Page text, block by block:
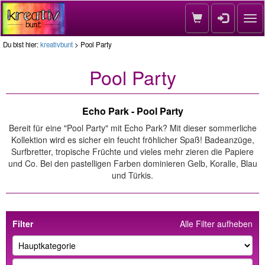
Du bist hier:kreativbunt > Pool Party
Pool Party
Echo Park - Pool Party
Bereit für eine "Pool Party" mit Echo Park? Mit dieser sommerliche
Kollektion wird es sicher ein feucht fröhlicher Spaß! Badeanzüge,
Surfbretter, tropische Früchte und vieles mehr zieren die Papiere
und Co. Bei den pastelligen Farben dominieren Gelb, Koralle, Blau
und Türkis.
Alle Filter aufheben
Filter